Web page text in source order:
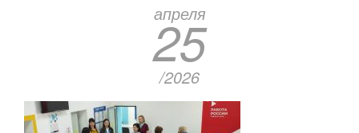
апреля
25
/2026